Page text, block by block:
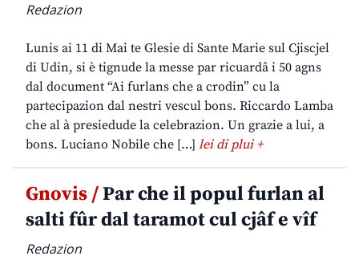
Redazion
Lunis ai 11 di Mai te Glesie di Sante Marie sul Cjiscjel
di Udin, si è tignude la messe par ricuardâ i 50 agns
dal document “Ai furlans che a crodin” cu la
partecipazion dal nestri vescul bons. Riccardo Lamba
che al à presiedude la celebrazion. Un grazie a lui, a
bons. Luciano Nobile che […] lei di plui +
Gnovis /Par che il popul furlan al
salti fûr dal taramot cul cjâf e vîf
Redazion